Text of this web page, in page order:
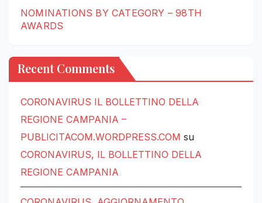
NOMINATIONS BY CATEGORY – 98TH
AWARDS
Recent Comments
CORONAVIRUS IL BOLLETTINO DELLA
REGIONE CAMPANIA –
PUBLICITACOM.WORDPRESS.COM su
CORONAVIRUS, IL BOLLETTINO DELLA
REGIONE CAMPANIA